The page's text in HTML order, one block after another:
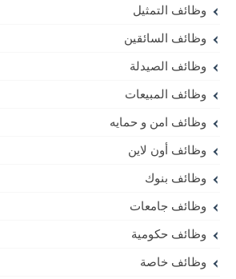
وظائف التمثيل
وظائف السائقين
وظائف الصيدلة
وظائف المبيعات
وظائف امن و حمايه
وظائف أون لاين
وظائف بنوك
وظائف جامعات
وظائف حكومية
وظائف خاصة